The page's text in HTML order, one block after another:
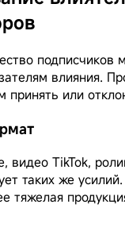
подписчиков
влияния.
или
видео TikTok,
таких же
тяжелая